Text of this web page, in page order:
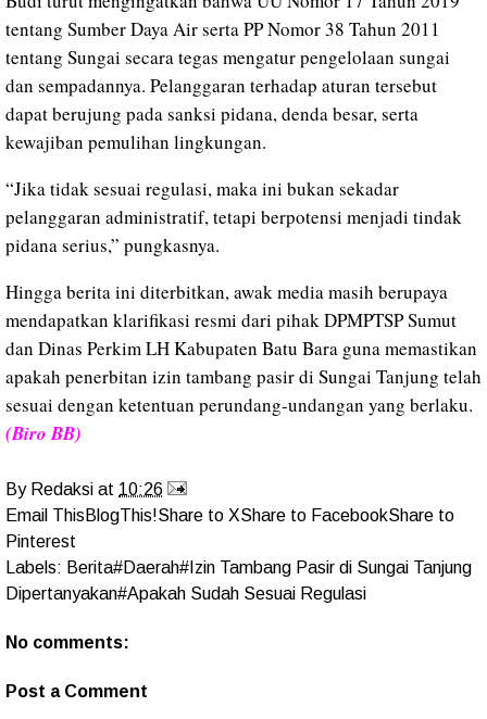
tentang Sumber Daya Air serta PP Nomor 38 Tahun 2011
tentang Sungai secara tegas mengatur pengelolaan sungai
dan sempadannya. Pelanggaran terhadap aturan tersebut
dapat berujung pada sanksi pidana, denda besar, serta
kewajiban pemulihan lingkungan.
“Jika tidak sesuai regulasi, maka ini bukan sekadar
pelanggaran administratif, tetapi berpotensi menjadi tindak
pidana serius,” pungkasnya.
Hingga berita ini diterbitkan, awak media masih berupaya
mendapatkan klarifikasi resmi dari pihak DPMPTSP Sumut
dan Dinas Perkim LH Kabupaten Batu Bara guna memastikan
apakah penerbitan izin tambang pasir di Sungai Tanjung telah
sesuai dengan ketentuan perundang-undangan yang berlaku.
(Biro BB)
By Redaksi at 10:26
Email This BlogThis!Share to XShare to FacebookShare to
Pinterest
Labels: Berita#Daerah#Izin Tambang Pasir di Sungai Tanjung
Dipertanyakan#Apakah Sudah Sesuai Regulasi
No comments:
Post a Comment